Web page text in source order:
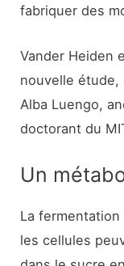
fabriquer des
Vander Heiden
nouvelle
Alba Luengo,
doctorant du
Un
La fermentation
les cellules